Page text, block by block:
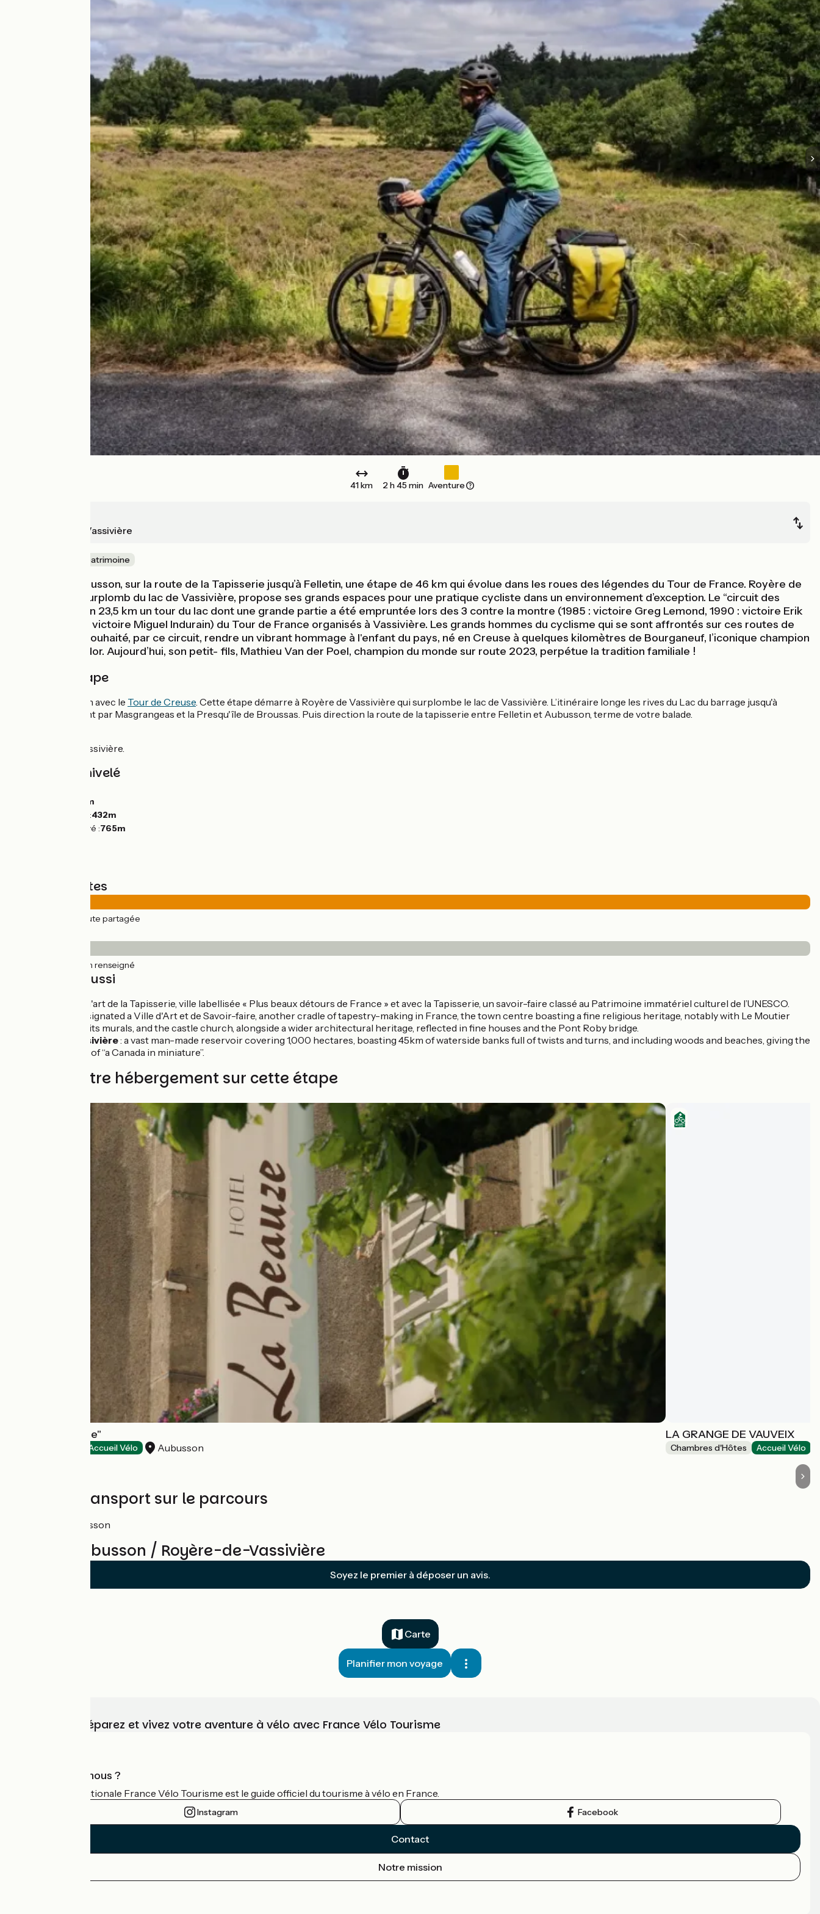
41 km 2 h 45 min Aventure
Royère-de-Vassivière
Nature & petit patrimoine
Au départ d’Aubusson, sur la route de la Tapisserie jusqu’à Felletin, une étape de 46 km qui évolue dans les roues des légendes du Tour de France. Royère de
Vassivière, en surplomb du lac de Vassivière, propose ses grands espaces pour une pratique cycliste dans un environnement d’exception. Le “circuit des
légendes” fait en 23,5 km un tour du lac dont une grande partie a été empruntée lors des 3 contre la montre (1985 : victoire Greg Lemond, 1990 : victoire Erik
Breuking, 1995 : victoire Miguel Indurain) du Tour de France organisés à Vassivière. Les grands hommes du cyclisme qui se sont affrontés sur ces routes de
Vassivière ont souhaité, par ce circuit, rendre un vibrant hommage à l'enfant du pays, né en Creuse à quelques kilomètres de Bourganeuf, l’iconique champion
Raymond Poulidor. Aujourd’hui, son petit- fils, Mathieu Van der Poel, champion du monde sur route 2023, perpétue la tradition familiale !
Détail de l'étape
Itinéraire commun avec le Tour de Creuse. Cette étape démarre à Royère de Vassivière qui surplombe le lac de Vassivière. L’itinéraire longe les rives du Lac du barrage jusqu'à
Vauveix en passant par Masgrangeas et la Presqu'île de Broussas. Puis direction la route de la tapisserie entre Felletin et Aubusson, terme de votre balade.
Tour du Lac de Vassivière.
Pentes et dénivelé
417m
Point le plus bas :432m
Point le plus élevé :765m
Types de routes
(100%) Route partagée
(100%) Non renseigné
À découvrir aussi
: l'art de la Tapisserie, ville labellisée « Plus beaux détours de France » et avec la Tapisserie, un savoir-faire classé au Patrimoine immatériel culturel de l’UNESCO.
: designated a Ville d'Art et de Savoir-faire, another cradle of tapestry-making in France, the town centre boasting a fine religious heritage, notably with Le Moutier
Church and its murals, and the castle church, alongside a wider architectural heritage, reflected in fine houses and the Pont Roby bridge.
Lac de Vassivière: a vast man-made reservoir covering 1,000 hectares, boasting 45km of waterside banks full of twists and turns, and including woods and beaches, giving the
area the feel of ‘‘a Canada in miniature’’.
Trouvez votre hébergement sur cette étape
Hôtel "La Beauze"
Accueil Vélo Aubusson
LA GRANGE DE VAUVEIX
Chambres d'Hôtes Accueil Vélo
Trains et transport sur le parcours
Gare d’Aubusson
Avis sur Aubusson / Royère-de-Vassivière
Soyez le premier à déposer un avis.
Carte
Planifier mon voyage
Choisissez, préparez et vivez votre aventure à vélo avec France Vélo Tourisme
Qui sommes-nous ?
L'association nationale France Vélo Tourisme est le guide officiel du tourisme à vélo en France.
Instagram Facebook
Contact
Notre mission